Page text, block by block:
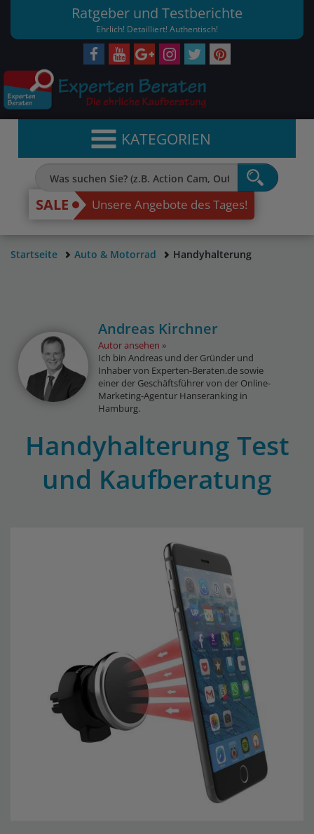
Ratgeber und Testberichte
Ehrlich! Detailliert! Authentisch!
KATEGORIEN
SALE Unsere Angebote des Tages!
Startseite Auto & Motorrad Handyhalterung
Andreas Kirchner
Autor ansehen
Ich bin Andreas und der Gründer und
Inhaber von Experten-Beraten.de sowie
einer der Geschäftsführer von der Online-
Marketing-Agentur Hanseranking in
Hamburg.
Handyhalterung Test
und Kaufberatung